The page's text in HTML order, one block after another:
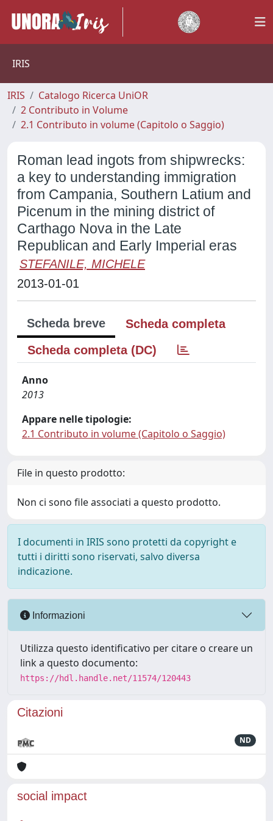
IRIS
IRIS
Catalogo Ricerca UniOR
2 Contributo in Volume
2.1 Contributo in volume (Capitolo o Saggio)
Roman lead ingots from shipwrecks:
a key to understanding immigration
from Campania, Southern Latium and
Picenum in the mining district of
Carthago Nova in the Late
Republican and Early Imperial eras
STEFANILE, MICHELE
2013-01-01
Scheda breve
Scheda completa
Scheda completa (DC)
Anno
2013
Appare nelle tipologie:
2.1 Contributo in volume (Capitolo o Saggio)
File in questo prodotto:
Non ci sono file associati a questo prodotto.
I documenti in IRIS sono protetti da copyright e
tutti i diritti sono riservati, salvo diversa
indicazione.
Informazioni
Utilizza questo identificativo per citare o creare un
link a questo documento:
https://hdl.handle.net/11574/120443
Citazioni
ND
social impact